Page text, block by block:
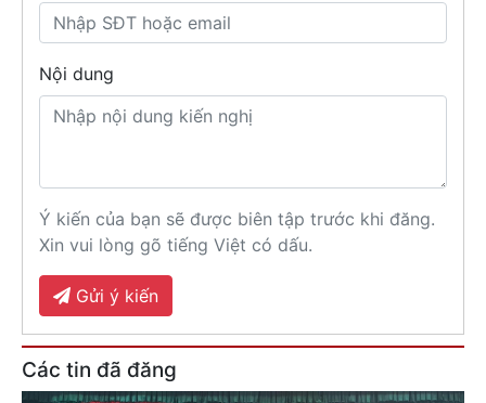
Nội dung
Ý kiến của bạn sẽ được biên tập trước khi đăng.
Xin vui lòng gõ tiếng Việt có dấu.
Gửi ý kiến
Các tin đã đăng